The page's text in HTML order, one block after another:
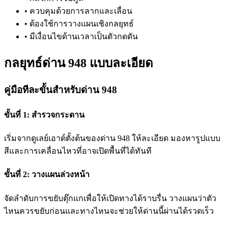
• ควบคุมด้วยการลากและเลื่อน
• ต้องใช้การวางแผนเชิงกลยุทธ์
• มีเงื่อนไขด้านเวลาเป็นตัวกดดัน
กลยุทธ์ด่าน 948 แบบละเอียด
คู่มือทีละขั้นสำหรับด่าน 948
ขั้นที่ 1: สำรวจกระดาน
เริ่มจากดูเลย์เอาต์ตั้งต้นของด่าน 948 ให้ละเอียด มองหารูปแบบ
สีและการเคลื่อนไหวที่อาจเปิดพื้นที่ได้ทันที
ขั้นที่ 2: วางแผนล่วงหน้า
จัดลำดับการขยับตุ๊กแกเพื่อให้เปิดทางได้ราบรื่น วางแผนว่าตัว
ไหนควรขยับก่อนและทางไหนจะช่วยให้ด่านนี้ผ่านได้รวดเร็ว